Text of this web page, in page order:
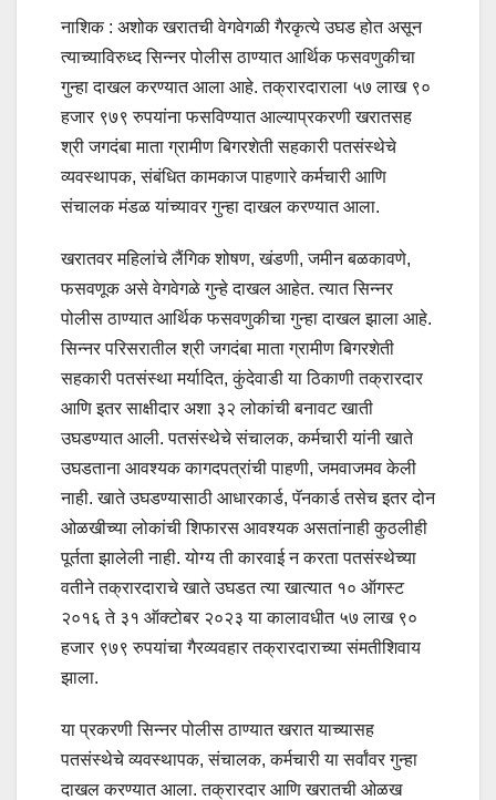
नाशिक : अशोक खरातची वेगवेगळी गैरकृत्ये उघड होत असून
त्याच्याविरुध्द सिन्नर पोलीस ठाण्यात आर्थिक फसवणुकीचा
गुन्हा दाखल करण्यात आला आहे. तक्रारदाराला ५७ लाख ९०
हजार ९७९ रुपयांना फसविण्यात आल्याप्रकरणी खरातसह
श्री जगदंबा माता ग्रामीण बिगरशेती सहकारी पतसंस्थेचे
व्यवस्थापक, संबंधित कामकाज पाहणारे कर्मचारी आणि
संचालक मंडळ यांच्यावर गुन्हा दाखल करण्यात आला.
खरातवर महिलांचे लैंगिक शोषण, खंडणी, जमीन बळकावणे,
फसवणूक असे वेगवेगळे गुन्हे दाखल आहेत. त्यात सिन्नर
पोलीस ठाण्यात आर्थिक फसवणुकीचा गुन्हा दाखल झाला आहे.
सिन्नर परिसरातील श्री जगदंबा माता ग्रामीण बिगरशेती
सहकारी पतसंस्था मर्यादित, कुंदेवाडी या ठिकाणी तक्रारदार
आणि इतर साक्षीदार अशा ३२ लोकांची बनावट खाती
उघडण्यात आली. पतसंस्थेचे संचालक, कर्मचारी यांनी खाते
उघडताना आवश्यक कागदपत्रांची पाहणी, जमवाजमव केली
नाही. खाते उघडण्यासाठी आधारकार्ड, पॅनकार्ड तसेच इतर दोन
ओळखीच्या लोकांची शिफारस आवश्यक असतांनाही कुठलीही
पूर्तता झालेली नाही. योग्य ती कारवाई न करता पतसंस्थेच्या
वतीने तक्रारदाराचे खाते उघडत त्या खात्यात १० ऑगस्ट
२०१६ ते ३१ ऑक्टोबर २०२३ या कालावधीत ५७ लाख ९०
हजार ९७९ रुपयांचा गैरव्यवहार तक्रारदाराच्या संमतीशिवाय
झाला.
या प्रकरणी सिन्नर पोलीस ठाण्यात खरात याच्यासह
पतसंस्थेचे व्यवस्थापक, संचालक, कर्मचारी या सर्वांवर गुन्हा
दाखल करण्यात आला. तक्रारदार आणि खरातची ओळख